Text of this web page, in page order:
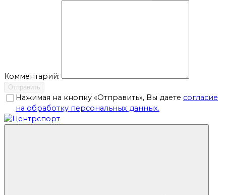
Комментарий:
Отправить
Нажимая на кнопку «Отправить», Вы даете согласие
на обработку персональных данных.